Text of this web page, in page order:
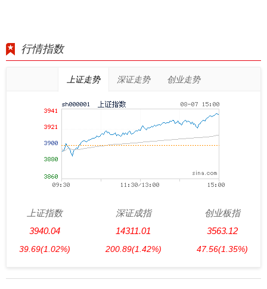
行情指数
上证走势 深证走势 创业走势
上证指数
3940.04
39.69(1.02%)
深证成指
14311.01
200.89(1.42%)
创业板指
3563.12
47.56(1.35%)